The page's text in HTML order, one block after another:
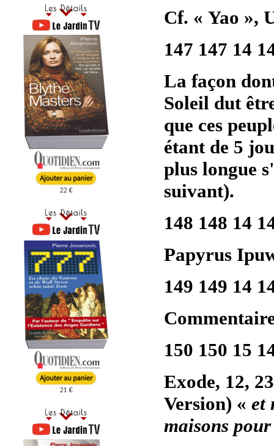
22 €
21 €
Cf. « Yao »,
147 147 14
La façon
Soleil dut
que ces
étant de 5
plus longue
suivant).
148 148 14
Papyrus
149 149 14
150 150 15
Exode, 12,
Version) « et
maisons